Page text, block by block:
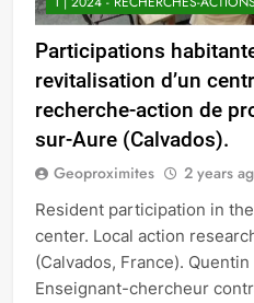
Participations
revitalisation d’un
recherche-action de
sur-Aure (Calvados).
Geoproximites 2 years
Resident participation in
center. Local action
(Calvados, France). Quentin
Enseignant-chercheur